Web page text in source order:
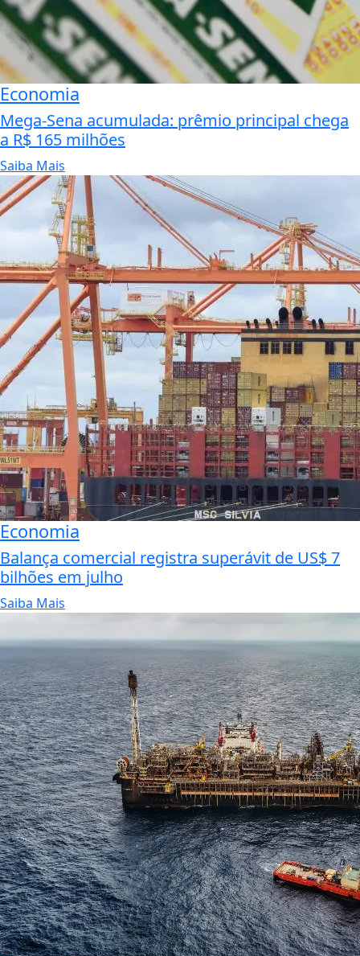
Economia
Mega-Sena acumulada: prêmio principal chega
a R$ 165 milhões
Saiba Mais
Economia
Balança comercial registra superávit de US$ 7
bilhões em julho
Saiba Mais